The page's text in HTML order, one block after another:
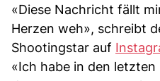
«Diese Nachricht fällt
Herzen weh», schreibt
Shootingstar auf
«Ich habe in den letzten